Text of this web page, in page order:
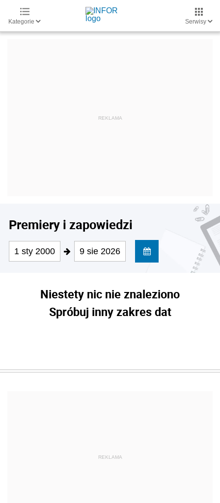
Kategorie Serwisy
Premiery i zapowiedzi
1 sty 2000 9 sie 2026
Niestety nic nie znaleziono
Spróbuj inny zakres dat
REKLAMA